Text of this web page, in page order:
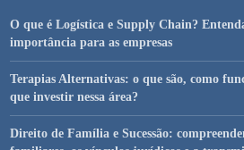
O que é Logística e Supply Chain?
importância para as empresas
Terapias Alternativas: o que são, como
que investir nessa área?
Direito de Família e Sucessão: